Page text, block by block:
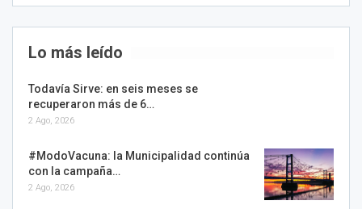
Lo más leído
Todavía Sirve: en seis meses se
recuperaron más de 6…
2 Ago, 2026
#ModoVacuna: la Municipalidad continúa
con la campaña…
2 Ago, 2026